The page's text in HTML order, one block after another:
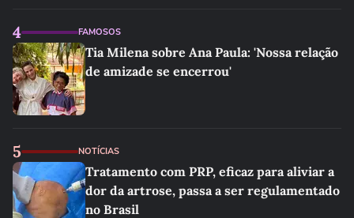
4 FAMOSOS
Tia Milena sobre Ana Paula: 'Nossa relação
de amizade se encerrou'
5 NOTÍCIAS
Tratamento com PRP, eficaz para aliviar a
dor da artrose, passa a ser regulamentado
no Brasil